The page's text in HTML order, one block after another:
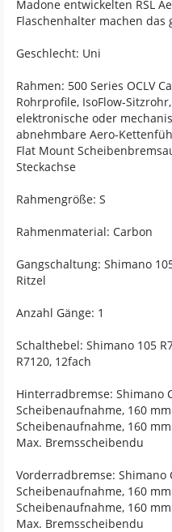
Madone entwickelten RSL
Flaschenhalter machen das
Geschlecht: Uni
Rahmen: 500 Series OCLV
Rohrprofile, IsoFlow-
elektronische oder
abnehmbare Aero-
Flat Mount
Steckachse
Rahmengröße: S
Rahmenmaterial: Carbon
Gangschaltung: Shimano
Ritzel
Anzahl Gänge: 1
Schalthebel: Shimano 105
R7120, 12fach
Hinterradbremse: Shimano
Scheibenaufnahme, 160
Scheibenaufnahme, 160 mm
Max. Bremsscheibendu
Vorderradbremse: Shimano
Scheibenaufnahme, 160
Scheibenaufnahme, 160 mm
Max. Bremsscheibendu